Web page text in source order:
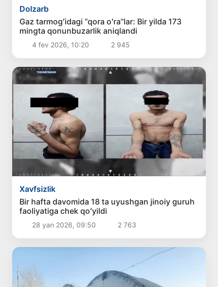
Dolzarb
Gaz tarmogʻidagi “qora oʻra”lar: Bir yilda 173
mingta qonunbuzarlik aniqlandi
4 fev 2026, 10:20 2 945
Xavfsizlik
Bir hafta davomida 18 ta uyushgan jinoiy guruh
faoliyatiga chek qoʻyildi
28 yan 2026, 09:50 2 763